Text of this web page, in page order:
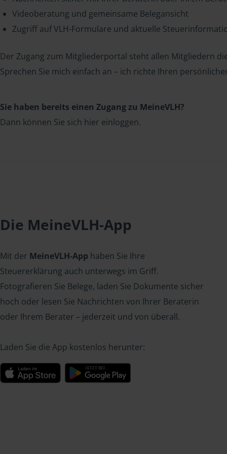
Videoberatung und gemeinsame Belegansicht
Zugriff auf VLH-Formulare und aktuelle
Der Zugang zum Mitgliederportal steht allen Mitgliedern
Sprechen Sie mich einfach an – ich richte Ihren
Sie haben bereits einen Zugang zu MeineVLH?
Dann können Sie sich hier einloggen.
Die MeineVLH-App
Mit der MeineVLH-App haben Sie Ihre
Steuererklärung auch unterwegs im Griff.
Fotografieren Sie Belege, laden Sie Dokumente sicher
hoch oder lesen Sie Nachrichten von Ihrer Beraterin
oder Ihrem Berater – jederzeit und von überall.
Laden Sie die App kostenlos herunter: